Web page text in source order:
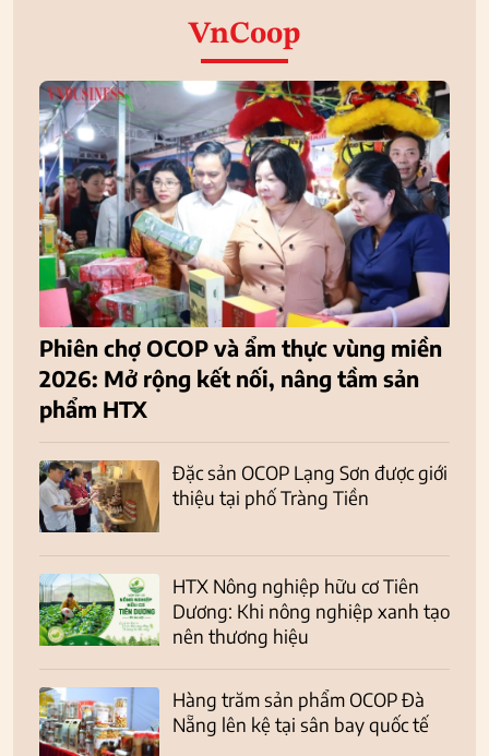
VnCoop
Phiên chợ OCOP và ẩm thực vùng miền
2026: Mở rộng kết nối, nâng tầm sản
phẩm HTX
Đặc sản OCOP Lạng Sơn được giới
thiệu tại phố Tràng Tiền
HTX Nông nghiệp hữu cơ Tiên
Dương: Khi nông nghiệp xanh tạo
nên thương hiệu
Hàng trăm sản phẩm OCOP Đà
Nẵng lên kệ tại sân bay quốc tế